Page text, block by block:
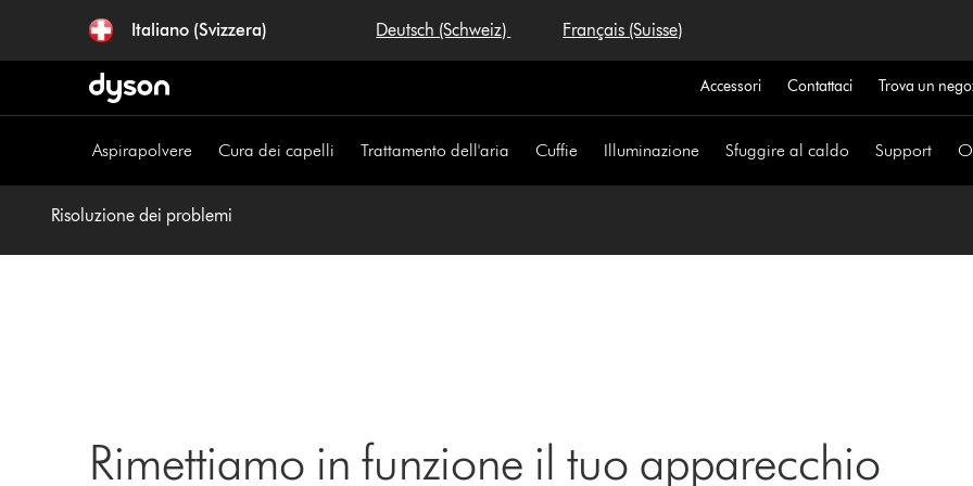
navigazione
Italiano (Svizzera) Deutsch (Schweiz) Français (Suisse)
Accessori Contattaci Trova un
Aspirapolvere Cura dei capelli Trattamento dell'aria Cuffie Illuminazione Sfuggire al caldo Support
Risoluzione dei problemi
Rimettiamo in funzione il tuo apparecchio